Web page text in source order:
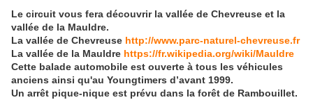
Le circuit vous fera découvrir la vallée de Chevreuse et la
vallée de la Mauldre.
La vallée de Chevreuse http://www.parc-naturel-chevreuse.fr
La vallée de la Mauldre https://fr.wikipedia.org/wiki/Mauldre
Cette balade automobile est ouverte à tous les véhicules
anciens ainsi qu'au Youngtimers d’avant 1999.
Un arrêt pique-nique est prévu dans la forêt de Rambouillet.